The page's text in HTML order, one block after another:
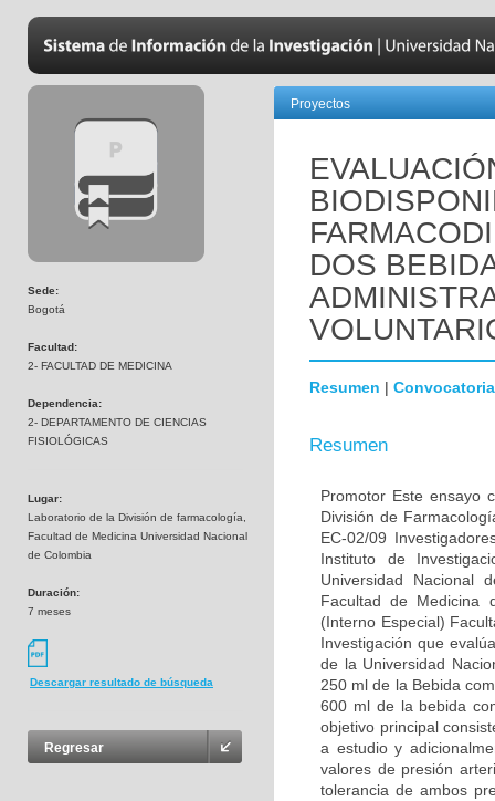
Sede:
Bogotá
Facultad:
2- FACULTAD DE MEDICINA
Dependencia:
2- DEPARTAMENTO DE CIENCIAS
FISIOLÓGICAS
Lugar:
Laboratorio de la División de farmacología,
Facultad de Medicina Universidad Nacional
de Colombia
Duración:
7 meses
Descargar resultado de búsqueda
Regresar
Proyectos
DOS
Resumen | Convocatoria
Resumen
Promotor Este ensayo
División de
EC-02/09
Instituto de
Universidad Nacional
Facultad de Medicina
(Interno Especial)
Investigación que
de la Universidad
250 ml de la Bebida
600 ml de la bebida
objetivo principal
a estudio y
valores de presión
tolerancia de ambos